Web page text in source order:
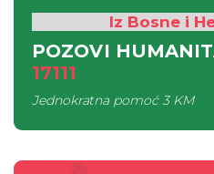
Iz Bosne i
POZOVI
17111
Jednokratna pomoć3 KM